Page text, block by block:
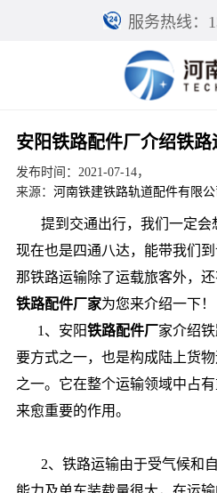
服务热线：
安阳铁路配件厂介绍铁路
发布时间：2021-07-14，
来源： 河南铁建铁路轨道配件有限公
提到交通出行，我们一定会
现在也是四通八达，能带我们到
那铁路运输除了运载旅客外，
铁路配件厂家为您来介绍一下！
1、安阳铁路配件厂家介绍
要方式之一，也是构成陆上货
之一。它在整个运输领域中占
来愈重要的作用。
2、铁路运输由于受气候和